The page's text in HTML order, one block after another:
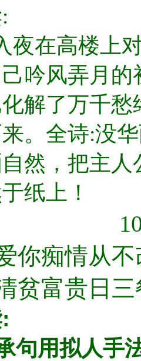
夜在高楼上
吟风弄月
解了万千
。全诗:没
然，把主
纸上！
你痴情从
贫富贵日
:
句用拟人手